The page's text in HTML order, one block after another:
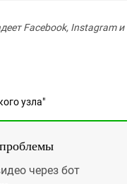
Facebook, Instagram и
узла"
через бот